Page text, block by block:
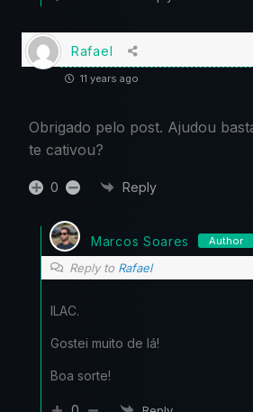
Rafael
11 years ago
Obrigado pelo post. Ajudou
te cativou?
0 Reply
Marcos Soares Author
Reply to Rafael
ILAC.
Gostei muito de lá!
Boa sorte!